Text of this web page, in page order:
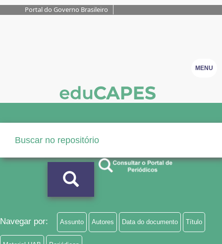
Portal do Governo Brasileiro
MENU
Navegar por: Assunto Autores Data do documento Título